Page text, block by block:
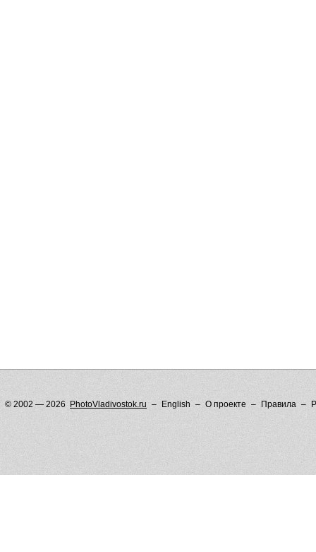
© 2002 — 2026 PhotoVladivostok.ru English О проекте Правила